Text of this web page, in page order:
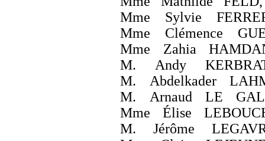
Mme Sylvie
Mme Clémence
Mme Zahia
M. Andy
M. Abdelkader
M. Arnaud LE
Mme Élise
M. Jérôme